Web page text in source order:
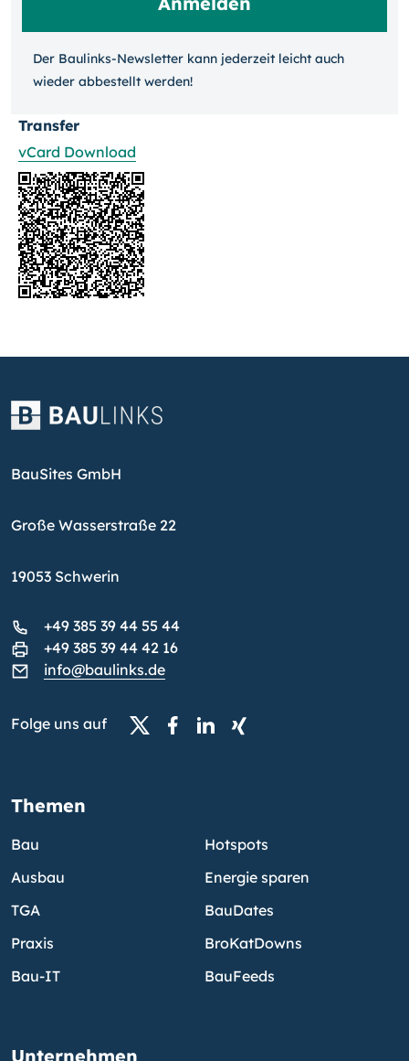
Der Baulinks-Newsletter kann jeder­zeit leicht auch
wieder ab­bestellt werden!
Transfer
vCard Download
BauSites GmbH
Große Wasserstraße 22
19053 Schwerin
+49 385 39 44 55 44
+49 385 39 44 42 16
info@baulinks.de
Folge uns auf
Themen
Bau
Ausbau
TGA
Praxis
Bau-IT
Hotspots
Energie sparen
BauDates
BroKatDowns
BauFeeds
Unternehmen